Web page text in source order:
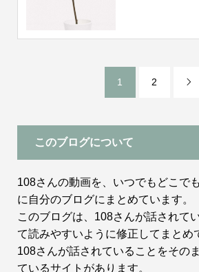
1 2 
このブログについて
108さんの動画を、いつでもどこで
に自分のブログにまとめています。
このブログは、108さんが話されて
て読みやすいように修正してまとめ
108さんが話されていることをその
ているサイトがあります。